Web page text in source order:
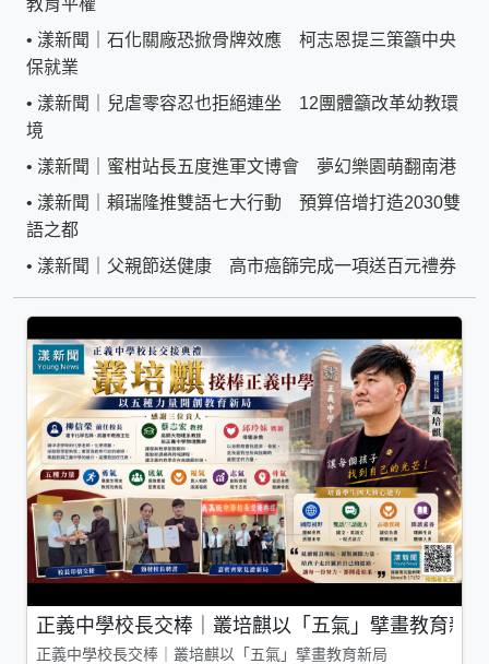
• 漾新聞｜石化關廠恐掀骨牌效應 柯志恩提三策籲中央
保就業
• 漾新聞｜兒虐零容忍也拒絕連坐 12團體籲改革幼教環
境
• 漾新聞｜蜜柑站長五度進軍文博會 夢幻樂園萌翻南港
• 漾新聞｜賴瑞隆推雙語七大行動 預算倍增打造2030雙
語之都
• 漾新聞｜父親節送健康 高市癌篩完成一項送百元禮券
正義中學校長交棒｜叢培麒以「五氣」擘畫教育新局
正義中學校長交棒｜叢培麒以「五氣」擘畫教育新局